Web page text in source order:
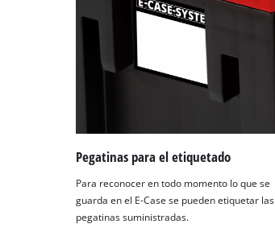
Pegatinas para el etiquetado
Para reconocer en todo momento lo que se
guarda en el E-Case se pueden etiquetar las
pegatinas suministradas.